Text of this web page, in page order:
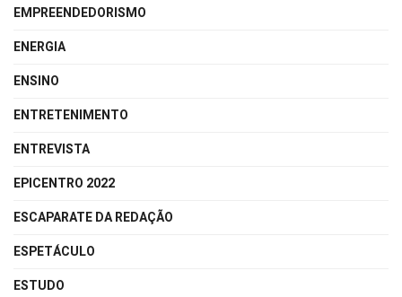
EMPREENDEDORISMO
ENERGIA
ENSINO
ENTRETENIMENTO
ENTREVISTA
EPICENTRO 2022
ESCAPARATE DA REDAÇÃO
ESPETÁCULO
ESTUDO